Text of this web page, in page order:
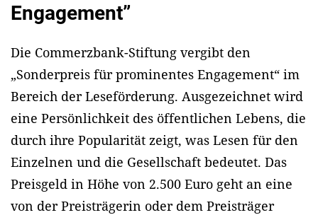
Engagement”
Die Commerzbank-Stiftung vergibt den
„Sonderpreis für prominentes Engagement“ im
Bereich der Leseförderung. Ausgezeichnet wird
eine Persönlichkeit des öffentlichen Lebens, die
durch ihre Popularität zeigt, was Lesen für den
Einzelnen und die Gesellschaft bedeutet. Das
Preisgeld in Höhe von 2.500 Euro geht an eine
von der Preisträgerin oder dem Preisträger